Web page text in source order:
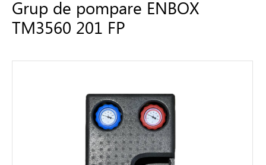
pe gaz
Grup de pompare ENBOX
TM3560 201 FP